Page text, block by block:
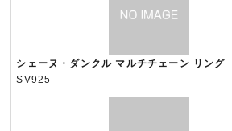
シェーヌ・ダンクル マルチチェーン リング
SV925